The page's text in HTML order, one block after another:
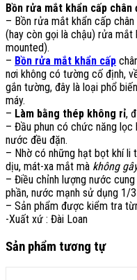
Bồn rửa mắt khẩn cấp chân
– Bồn rửa mắt khẩn cấp chân
(hay còn gọi là chậu) rửa
mounted).
– Bồn rửa mắt khẩn cấp
nơi không có tường cố định,
gắn tường, đây là loại phổ
máy.
– Làm bằng thép không rỉ,
– Đầu phun có chức năng
nước đều đặn.
– Nhờ có những hạt bọt khí li
dịu, mát-xa mắt mà không
– Điều chỉnh lượng nước
phần, nước mạnh sử dụng 1/
– Sản phẩm được kiểm tra
-Xuất xứ : Đài Loan
Sản phẩm tương tự